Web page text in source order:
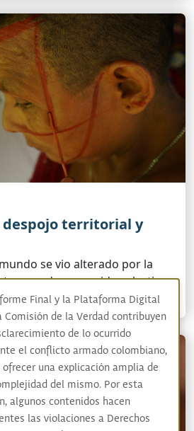
despojo territorial y
se vio alterado por la
armado en su vida colectiva
Final y la Plataforma Digital
Comisión de la Verdad contribuyen
de lo ocurrido
el conflicto armado colombiano,
ofrecer una explicación amplia de
del mismo. Por esta
algunos contenidos hacen
las violaciones a Derechos